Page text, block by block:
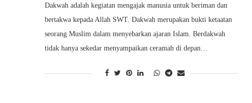
Dakwah adalah kegiatan mengajak manusia untuk beriman dan
bertakwa kepada Allah SWT. Dakwah merupakan bukti ketaatan
seorang Muslim dalam menyebarkan ajaran Islam. Berdakwah
tidak hanya sekedar menyampaikan ceramah di depan…